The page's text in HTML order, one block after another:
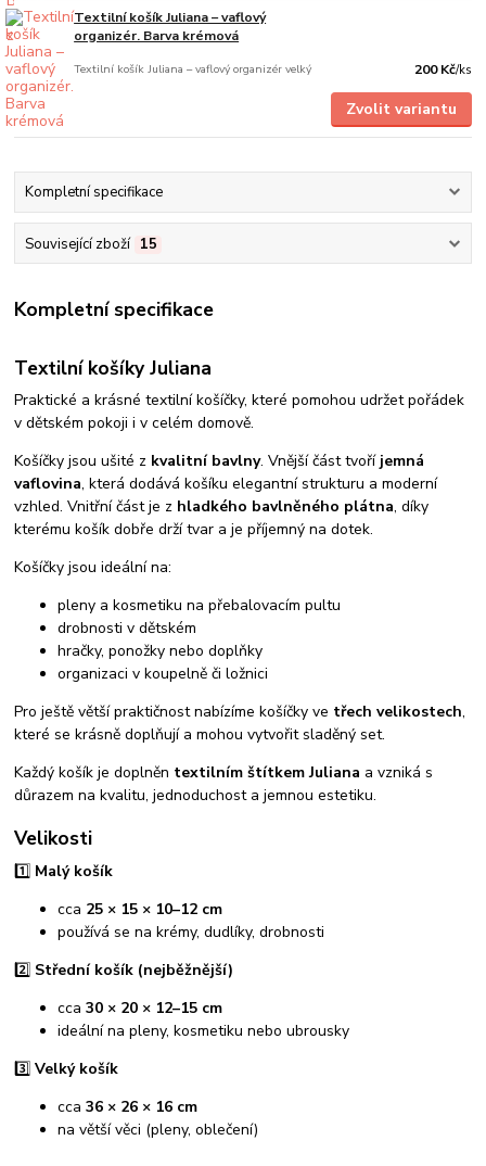
Textilní košík Juliana – vaflový
organizér. Barva krémová
Textilní košík Juliana – vaflový organizér velký 200 Kč/ks
Zvolit variantu
Kompletní specifikace
Související zboží 15
Kompletní specifikace
Textilní košíky Juliana
Praktické a krásné textilní košíčky, které pomohou udržet pořádek
v dětském pokoji i v celém domově.
Košíčky jsou ušité z kvalitní bavlny. Vnější část tvoří jemná
vaflovina, která dodává košíku elegantní strukturu a moderní
vzhled. Vnitřní část je z hladkého bavlněného plátna, díky
kterému košík dobře drží tvar a je příjemný na dotek.
Košíčky jsou ideální na:
pleny a kosmetiku na přebalovacím pultu
drobnosti v dětském
hračky, ponožky nebo doplňky
organizaci v koupelně či ložnici
Pro ještě větší praktičnost nabízíme košíčky ve třech velikostech,
které se krásně doplňují a mohou vytvořit sladěný set.
Každý košík je doplněn textilním štítkem Juliana a vzniká s
důrazem na kvalitu, jednoduchost a jemnou estetiku.
Velikosti
1️⃣ Malý košík
cca 25 × 15 × 10–12 cm
používá se na krémy, dudlíky, drobnosti
2️⃣ Střední košík (nejběžnější)
cca30 × 20 × 12–15 cm
ideální na pleny, kosmetiku nebo ubrousky
3️⃣Velký košík
cca36 × 26 × 16 cm
na větší věci (pleny, oblečení)